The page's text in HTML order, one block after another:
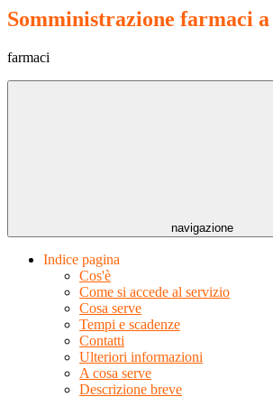
Somministrazione farmaci a
farmaci
navigazione
Indice pagina
Cos'è
Come si accede al servizio
Cosa serve
Tempi e scadenze
Contatti
Ulteriori informazioni
A cosa serve
Descrizione breve